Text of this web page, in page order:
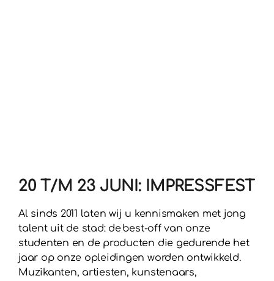
20 T/M 23 JUNI: IMPRESSFEST
Al sinds 2011 laten wij u kennismaken met jong
talent uit de stad: de best-off van onze
studenten en de producten die gedurende het
jaar op onze opleidingen worden ontwikkeld.
Muzikanten, artiesten, kunstenaars,